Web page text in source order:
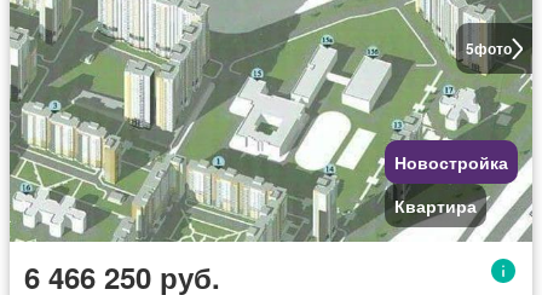
5фото
Новостройка
Квартира
6 466 250 руб.